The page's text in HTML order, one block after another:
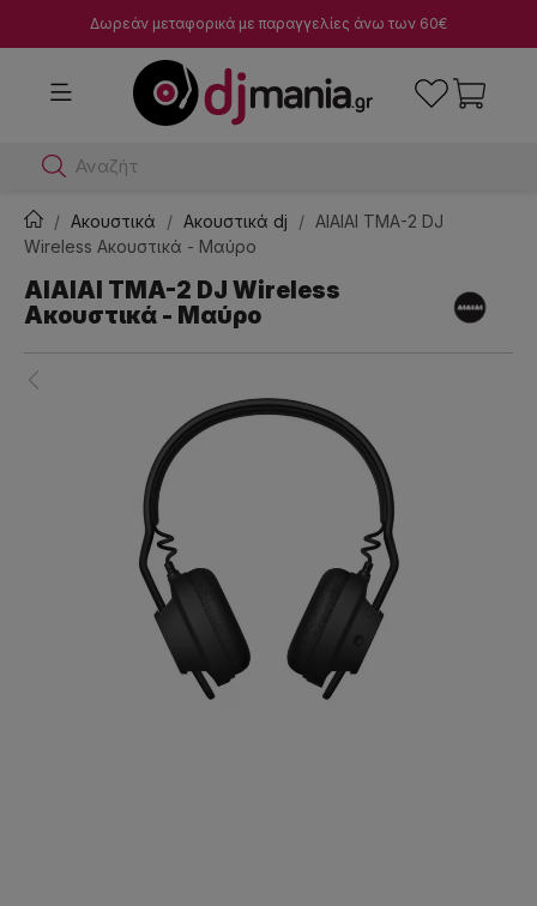
Δωρεάν μεταφορικά με παραγγελίες άνω των 60€
Αναζήτησε dj μί
Ακουστικά Ακουστικά dj
AIAIAI TMA-2 DJ
Wireless Ακουστικά - Μαύρο
AIAIAI TMA-2 DJ Wireless
Ακουστικά - Μαύρο